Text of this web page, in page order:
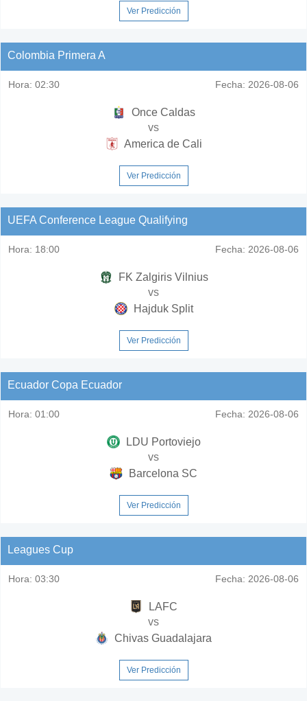
Ver Predicción
Colombia Primera A
Hora: 02:30 Fecha: 2026-08-06
Once Caldas
vs
America de Cali
Ver Predicción
UEFA Conference League Qualifying
Hora: 18:00 Fecha: 2026-08-06
FK Zalgiris Vilnius
vs
Hajduk Split
Ver Predicción
Ecuador Copa Ecuador
Hora: 01:00 Fecha: 2026-08-06
LDU Portoviejo
vs
Barcelona SC
Ver Predicción
Leagues Cup
Hora: 03:30 Fecha: 2026-08-06
LAFC
vs
Chivas Guadalajara
Ver Predicción